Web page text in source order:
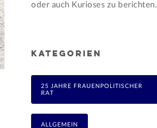
oder auch Kurioses zu berichten.
KATEGORIEN
25 JAHRE FRAUENPOLITISCHER
RAT
ALLGEMEIN